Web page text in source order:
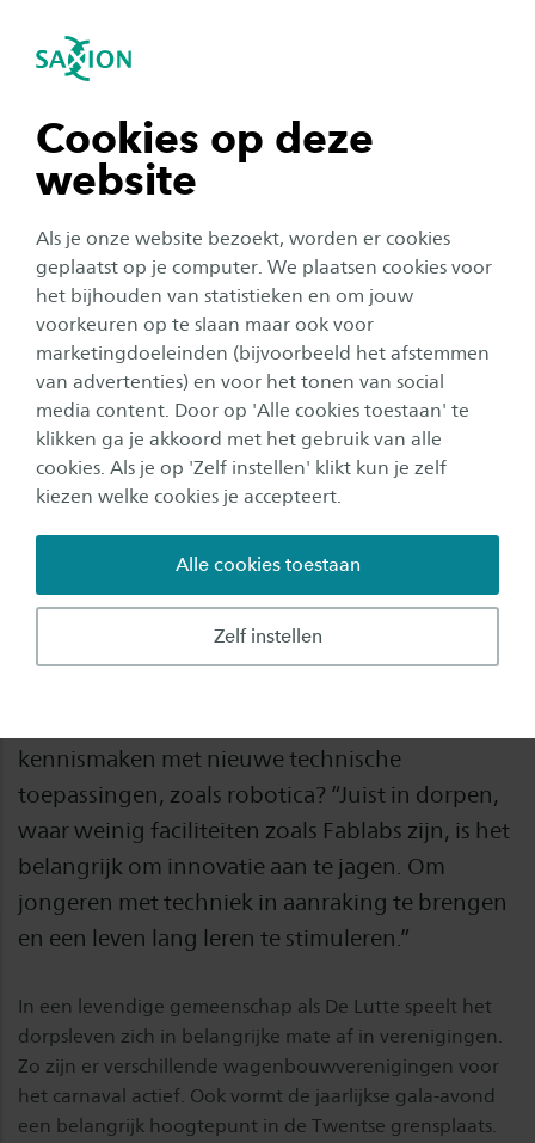
Cookies op deze
website
Als je onze website bezoekt, worden er cookies
geplaatst op je computer. We plaatsen cookies voor
het bijhouden van statistieken en om jouw
voorkeuren op te slaan maar ook voor
marketingdoeleinden (bijvoorbeeld het afstemmen
van advertenties) en voor het tonen van social
media content. Door op 'Alle cookies toestaan' te
klikken ga je akkoord met het gebruik van alle
cookies. Als je op 'Zelf instellen' klikt kun je zelf
kiezen welke cookies je accepteert.
Zelf instellen
Alle cookies toestaan
Navigatie openen
tonen
tonen
tonen
tonen
sluiten
Onderzoek
DorpsLab De Lutte: de
carnavals-loods als
broedplaats om techniek in
Twente aan te jagen
Auteur:
Anne Hurenkamp
Publicatiedatum:
7 december 2021 Leestijd: Minuten
Toen Dirk Bekke, Saxion-lector Mechatronica,
door zijn woonkamerraam naar de grote
carnavalsloods in zijn dorp tuurde, kreeg hij een
kennismaken met nieuwe technische
toepassingen, zoals robotica? “Juist in dorpen,
waar weinig faciliteiten zoals Fablabs zijn, is het
belangrijk om innovatie aan te jagen. Om
jongeren met techniek in aanraking te brengen
en een leven lang leren te stimuleren.”
In een levendige gemeenschap als De Lutte speelt het
dorpsleven zich in belangrijke mate af in verenigingen.
Zo zijn er verschillende wagenbouwverenigingen voor
het carnaval actief. Ook vormt de jaarlijkse gala-avond
een belangrijk hoogtepunt in de Twentse grensplaats.